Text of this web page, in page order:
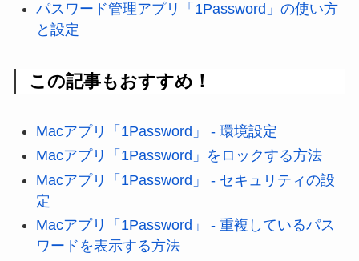
パスワード管理アプリ「1Password」の使い方
と設定
この記事もおすすめ！
Macアプリ「1Password」 - 環境設定
Macアプリ「1Password」をロックする方法
Macアプリ「1Password」 - セキュリティの設
定
Macアプリ「1Password」 - 重複しているパス
ワードを表示する方法